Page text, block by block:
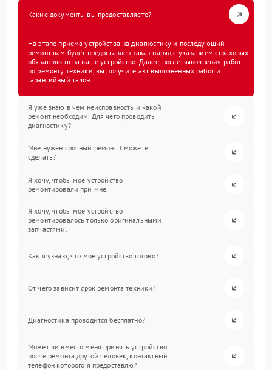
Какие документы вы предоставляете?
На этапе приема устройства на диагностику и последующий
ремонт вам будет предоставлен заказ-наряд с указанием страховых
обязательств на ваше устройство. Далее, после выполнения работ
по ремонту техники, вы получите акт выполненных работ и
гарантийный талон.
Я уже знаю в чем неисправность и какой
ремонт необходим. Для чего проводить
диагностику?
Мне нужен срочный ремонт. Сможете
сделать?
Я хочу, чтобы мое устройство
ремонтировали при мне.
Я хочу, чтобы мое устройство
ремонтировалось только оригинальными
запчастями.
Как я узнаю, что мое устройство готово?
От чего зависит срок ремонта техники?
Диагностика проводится бесплатно?
Может ли вместо меня принять устройство
после ремонта другой человек, контактный
телефон которого я предоставлю?